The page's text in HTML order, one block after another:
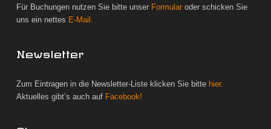
Für Buchungen nutzen Sie bitte unser Formular oder schicken Sie
uns ein nettes E-Mail.
Newsletter
Zum Eintragen in die Newsletter-Liste klicken Sie bitte hier.
Aktuelles gibt’s auch auf Facebook!